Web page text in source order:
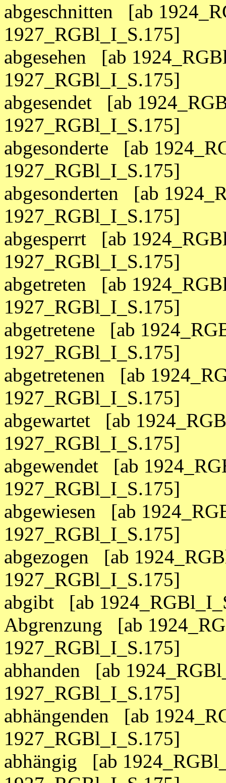
abgeschnitten [ab
1927_RGBl_I_S.175]
abgesehen [ab
1927_RGBl_I_S.175]
abgesendet [ab
1927_RGBl_I_S.175]
abgesonderte [ab
1927_RGBl_I_S.175]
abgesonderten [ab
1927_RGBl_I_S.175]
abgesperrt [ab
1927_RGBl_I_S.175]
abgetreten [ab
1927_RGBl_I_S.175]
abgetretene [ab
1927_RGBl_I_S.175]
abgetretenen [ab
1927_RGBl_I_S.175]
abgewartet [ab
1927_RGBl_I_S.175]
abgewendet [ab
1927_RGBl_I_S.175]
abgewiesen [ab
1927_RGBl_I_S.175]
abgezogen [ab
1927_RGBl_I_S.175]
abgibt [ab
Abgrenzung [ab
1927_RGBl_I_S.175]
abhanden [ab
1927_RGBl_I_S.175]
abhängenden [ab
1927_RGBl_I_S.175]
abhängig [ab